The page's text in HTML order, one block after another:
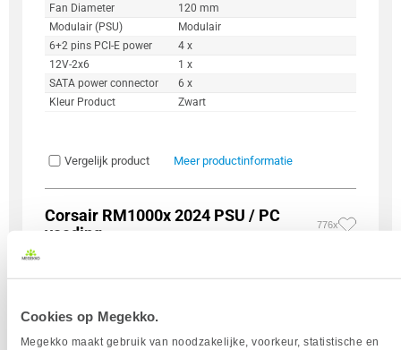
Cookies op Megekko.
Megekko maakt gebruik van noodzakelijke, voorkeur, statistische en
Fan Diameter
120 mm
Modulair (PSU)
Modulair
6+2 pins PCI-E power
4 x
12V-2x6
1 x
SATA power connector
6 x
Kleur Product
Zwart
Vergelijk product Meer productinformatie
Corsair RM1000x 2024 PSU / PC
voeding
776x